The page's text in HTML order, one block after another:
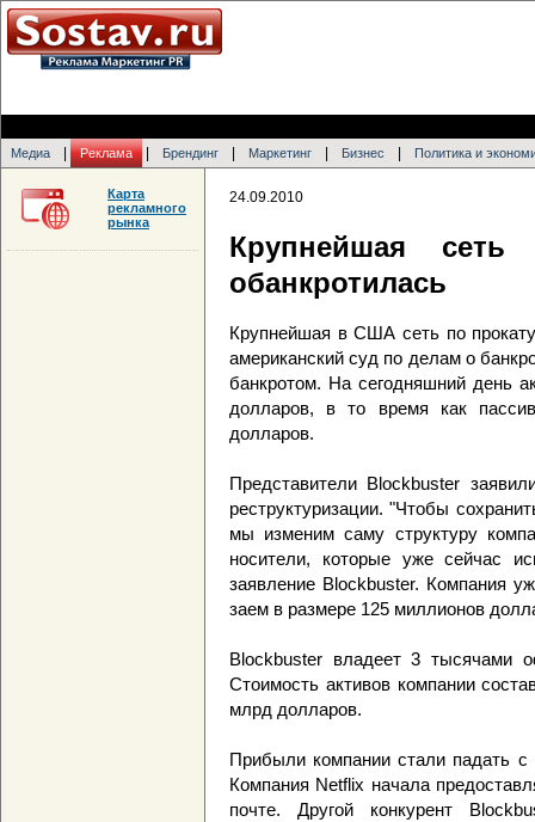
Медиа Реклама Брендинг Маркетинг Бизнес Политика и
24.09.2010
Крупнейшая
обанкротилась
Крупнейшая в США сеть по
американский суд по делам о
банкротом. На сегодняшний день
долларов, в то время как
долларов.
Представители Blockbuster
реструктуризации. "Чтобы
мы изменим саму структуру
носители, которые уже сейчас
заявление Blockbuster. Компания
заем в размере 125 миллионов
Blockbuster владеет 3 тысячами
Стоимость активов компании
млрд долларов.
Прибыли компании стали падать с
Компания Netflix начала
почте. Другой конкурент
Карта
рекламного
рынка